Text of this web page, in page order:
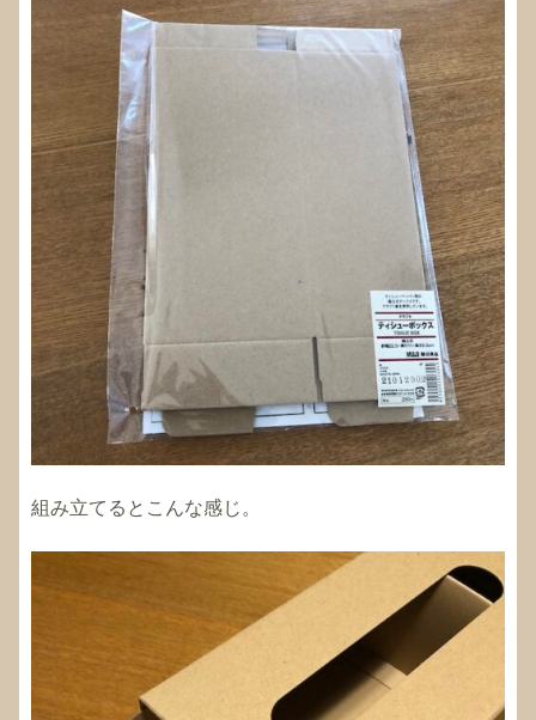
組み立てるとこんな感じ。